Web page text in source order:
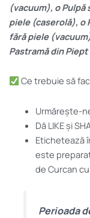
(vacuum), o Pulpă
piele (caserolă), o
fără piele
Pastramă din
Ce trebuie să
Urmărește-
Dă LIKE și
Etichetează
este
de Curcan
Perioada